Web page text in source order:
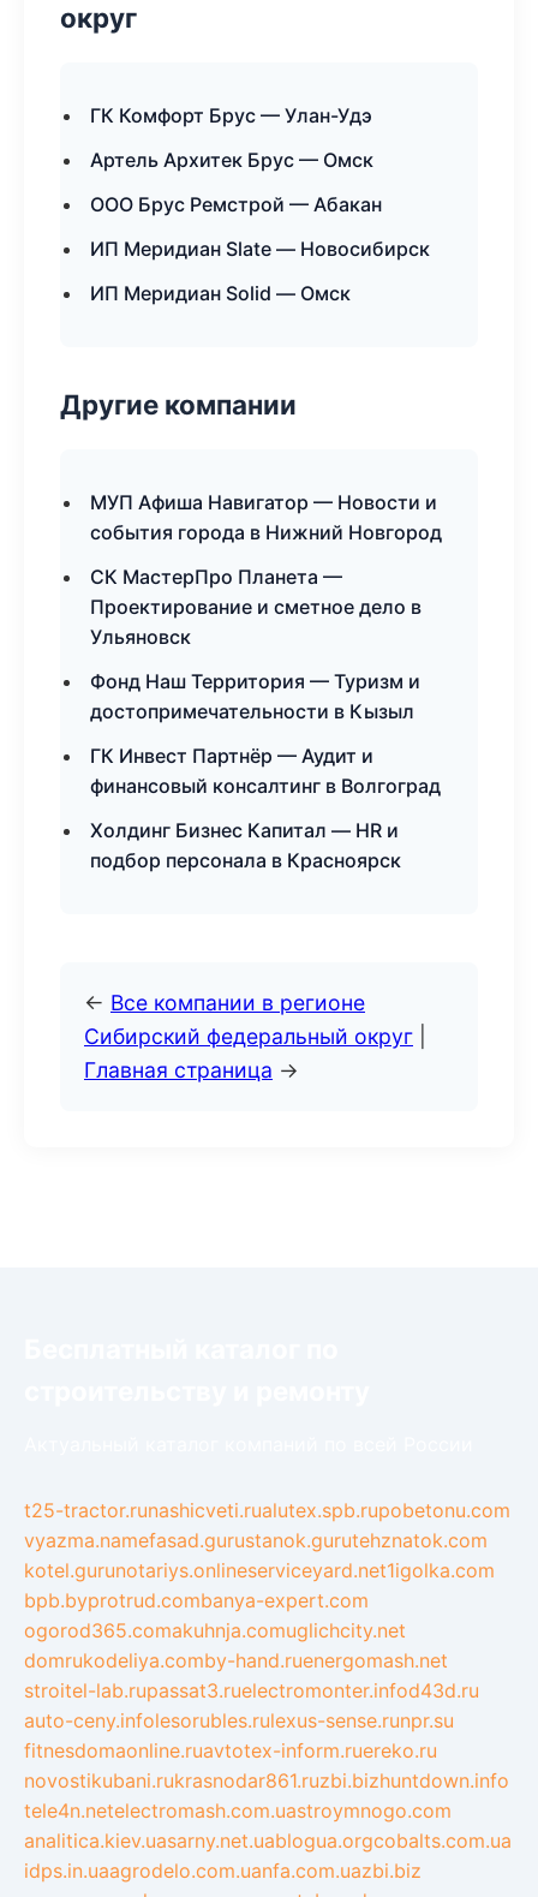
округ
ГК Комфорт Брус — Улан-Удэ
Артель Архитек Брус — Омск
ООО Брус Ремстрой — Абакан
ИП Меридиан Slate — Новосибирск
ИП Меридиан Solid — Омск
Другие компании
МУП Афиша Навигатор — Новости и
события города в Нижний Новгород
СК МастерПро Планета —
Проектирование и сметное дело в
Ульяновск
Фонд Наш Территория — Туризм и
достопримечательности в Кызыл
ГК Инвест Партнёр — Аудит и
финансовый консалтинг в Волгоград
Холдинг Бизнес Капитал — HR и
подбор персонала в Красноярск
← Все компании в регионе
Сибирский федеральный округ
Главная страница →
t25-tractor.runashicveti.rualutex.spb.rupobetonu.com
vyazma.namefasad.gurustanok.gurutehznatok.com
kotel.gurunotariys.onlineserviceyard.net1igolka.com
bpb.byprotrud.combanya-expert.com
ogorod365.comakuhnja.comuglichcity.net
domrukodeliya.comby-hand.ruenergomash.net
stroitel-lab.rupassat3.ruelectromonter.infod43d.ru
auto-ceny.infolesorubles.rulexus-sense.runpr.su
fitnesdomaonline.ruavtotex-inform.ruereko.ru
novostikubani.rukrasnodar861.ruzbi.bizhuntdown.info
tele4n.netelectromash.com.uastroymnogo.com
analitica.kiev.uasarny.net.uablogua.orgcobalts.com.ua
idps.in.uaagrodelo.com.uanfa.com.uazbi.biz